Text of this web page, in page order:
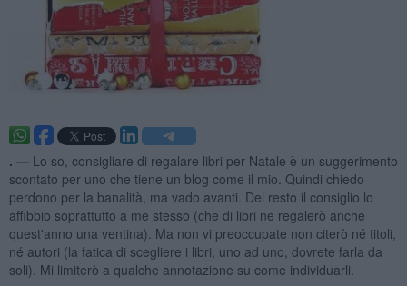
. — Lo so, consigliare di regalare libri per Natale è un suggerimento
scontato per uno che tiene un blog come il mio. Quindi chiedo
perdono per la banalità, ma vado avanti. Del resto il consiglio lo
affibbio soprattutto a me stesso (che di libri ne regalerò anche
quest'anno una ventina). Ma non vi preoccupate non citerò né titoli,
né autori (la fatica di scegliere i libri, uno ad uno, dovrete farla da
soli). Mi limiterò a qualche annotazione su come individuarli.